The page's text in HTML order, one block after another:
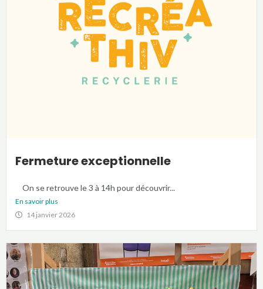
Fermeture exceptionnelle
On se retrouve le 3 à 14h pour découvrir...
En savoir plus
14 janvier 2026